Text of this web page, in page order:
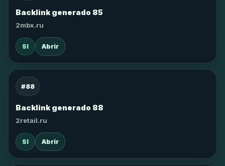
Backlink generado 85
2mbx.ru
SI Abrir
#88
Backlink generado 88
2retail.ru
SI Abrir